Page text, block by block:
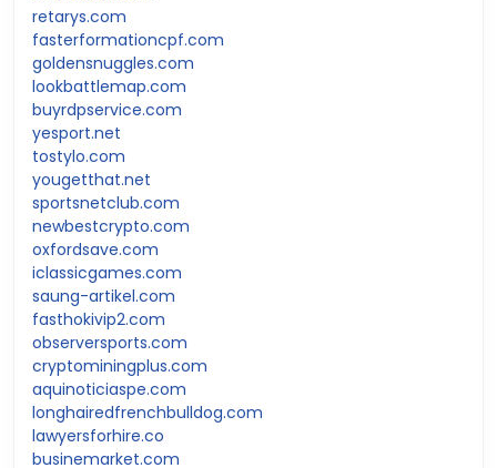
retarys.com
fasterformationcpf.com
goldensnuggles.com
lookbattlemap.com
buyrdpservice.com
yesport.net
tostylo.com
yougetthat.net
sportsnetclub.com
newbestcrypto.com
oxfordsave.com
iclassicgames.com
saung-artikel.com
fasthokivip2.com
observersports.com
cryptominingplus.com
aquinoticiaspe.com
longhairedfrenchbulldog.com
lawyersforhire.co
businemarket.com